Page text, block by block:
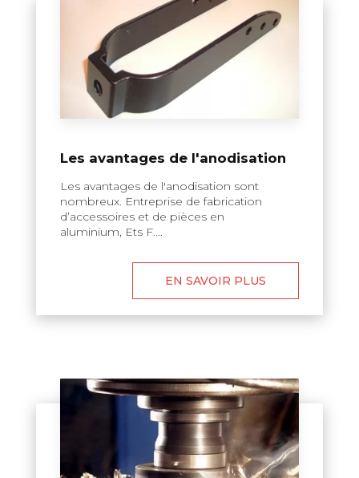
Les avantages de l'anodisation
Les avantages de l'anodisation sont
nombreux. Entreprise de fabrication
d’accessoires et de pièces en
aluminium, Ets F....
EN SAVOIR PLUS